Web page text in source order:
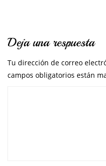
Deja una respuesta
Tu dirección de correo
campos obligatorios están